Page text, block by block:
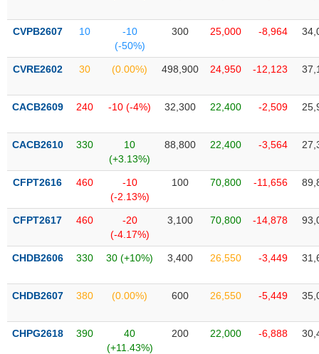
CVPB2607 10
-10
(-50%)
300 25,000 -8,964
CVRE2602 30 (0.00%) 498,900 24,950 -12,123
CACB2609 240 -10 (-4%) 32,300 22,400 -2,509
CACB2610 330
10
(+3.13%)
88,800 22,400 -3,564
CFPT2616 460
-10
(-2.13%)
100 70,800 -11,656
CFPT2617 460
-20
(-4.17%)
3,100 70,800 -14,878
CHDB2606 330 30 (+10%) 3,400 26,550 -3,449
CHDB2607 380 (0.00%) 600 26,550 -5,449
CHPG2618 390
40
(+11.43%)
200 22,000 -6,888
TIỆN
ĐỘNG
SẢN
Mã
khoán
(-)
Tất cả Cổ phiếu Chỉ số Chứng chỉ quỹ Chứng
Lãnh
đạo
Tất cả Người nội bộ Người liên quan Cổ đông lớn